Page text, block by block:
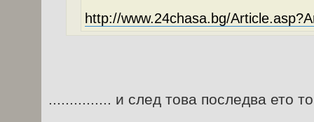
http://www.24chasa.bg/
............... и след това последва ето